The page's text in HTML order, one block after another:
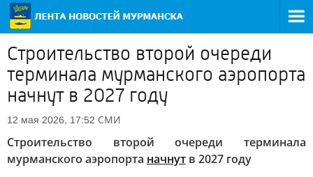
Строительство второй очереди
терминала мурманского аэропорта
начнут в 2027 году
12 мая 2026, 17:52 СМИ
Строительство второй очереди терминала
мурманского аэропорта начнут в 2027 году